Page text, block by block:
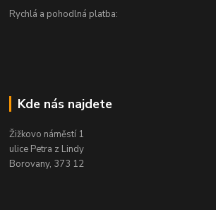
Rychlá a pohodlná platba:
Kde nás najdete
Žižkovo náměstí 1
ulice Petra z Lindy
Borovany, 373 12